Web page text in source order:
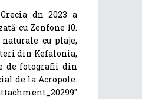
dn 2023 a
cu Zenfone 10.
cu plaje,
din Kefalonia,
de fotografii din
de la Acropole.